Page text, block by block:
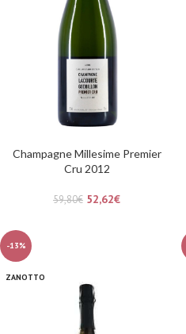
Champagne Millesime Premier
Cru 2012
59,80€ 52,62€
-13%
ZANOTTO